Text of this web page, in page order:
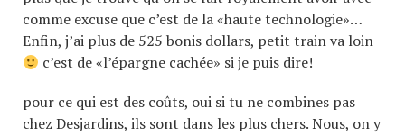
comme excuse que c’est de la «haute technologie»…
Enfin, j’ai plus de 525 bonis dollars, petit train va loin
c’est de «l’épargne cachée» si je puis dire!
pour ce qui est des coûts, oui si tu ne combines pas
chez Desjardins, ils sont dans les plus chers. Nous, on y